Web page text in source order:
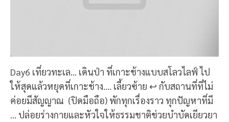
Day6 เที่ยวทะเล... เดินป่า ที่เกาะช้างแบบสโลวไลฟ์ ไป
ให้สุดแล้วหยุดที่เกาะช้าง.... เลี้ยวซ้าย ↩ กับสถานที่ที่ไม่
ค่อยมีสัญญาณ (ปิดมือถือ) พักทุกเรื่องราว ทุกปัญหาที่มี
... ปล่อยร่างกายและหัวใจให้ธรรมชาติช่วยบำบัดเยียวยา